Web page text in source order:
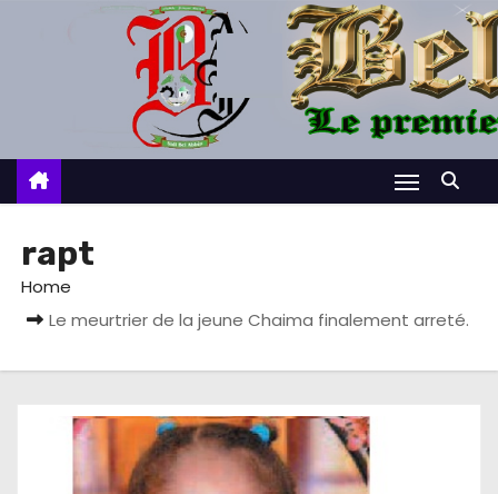
c
rapt
Home
Le meurtrier de la jeune Chaima finalement arreté.